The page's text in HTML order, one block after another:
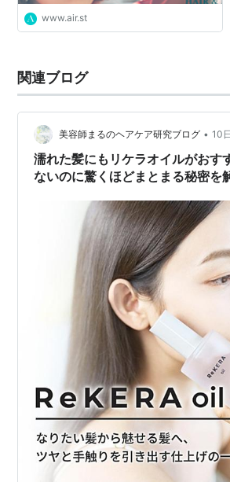
www.air.st
関連ブログ
美容師まるのヘアケア研究ブログ • 10
濡れた髪にもリケラオイルがおす
ないのに驚くほどまとまる秘密を